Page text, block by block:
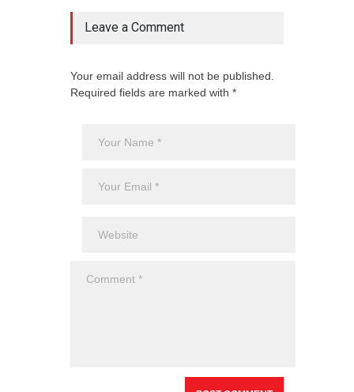
Leave a Comment
Your email address will not be published.
Required fields are marked with *